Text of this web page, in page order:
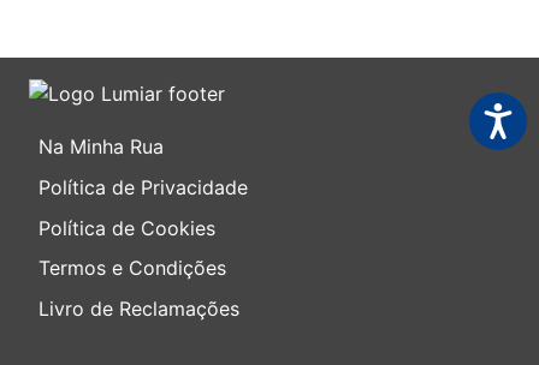
Na Minha Rua
Política de Privacidade
Política de Cookies
Termos e Condições
Livro de Reclamações